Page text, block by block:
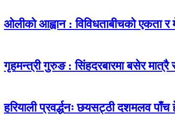
ओलीको आह्वान : विविधताबीचको एकता र
गृहमन्त्री गुरुङ : सिंहदरबारमा बसेर
हरियाली प्रवर्द्धनः छयसट्ठी दशमलव पाँच